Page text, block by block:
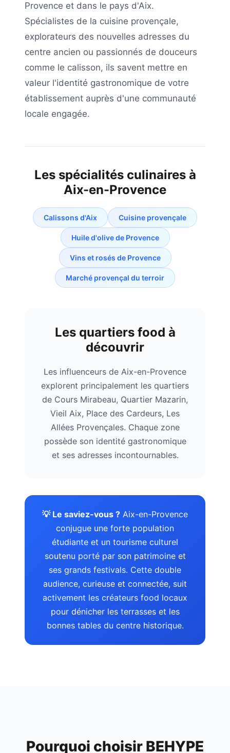
Provence et dans le pays d'Aix.
Spécialistes de la cuisine provençale,
explorateurs des nouvelles adresses du
centre ancien ou passionnés de douceurs
comme le calisson, ils savent mettre en
valeur l'identité gastronomique de votre
établissement auprès d'une communauté
locale engagée.
Les spécialités culinaires à
Aix-en-Provence
Calissons d'Aix Cuisine provençale
Huile d'olive de Provence
Vins et rosés de Provence
Marché provençal du terroir
Les quartiers food à
découvrir
Les influenceurs de Aix-en-Provence
explorent principalement les quartiers
de Cours Mirabeau, Quartier Mazarin,
Vieil Aix, Place des Cardeurs, Les
Allées Provençales. Chaque zone
possède son identité gastronomique
et ses adresses incontournables.
💡 Le saviez-vous ? Aix-en-Provence
conjugue une forte population
étudiante et un tourisme culturel
soutenu porté par son patrimoine et
ses grands festivals. Cette double
audience, curieuse et connectée, suit
activement les créateurs food locaux
pour dénicher les terrasses et les
bonnes tables du centre historique.
Pourquoi choisir BEHYPE